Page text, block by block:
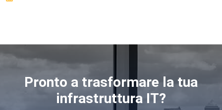
Pronto a trasformare la tua
infrastruttura IT?